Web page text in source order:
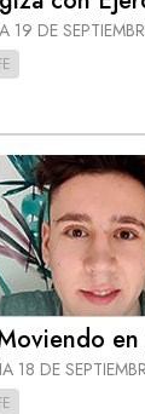
19 DE
18 DE